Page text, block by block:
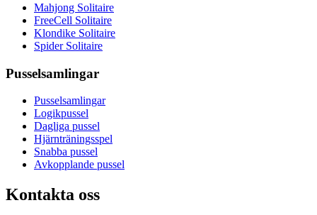
Mahjong Solitaire
FreeCell Solitaire
Klondike Solitaire
Spider Solitaire
Pusselsamlingar
Pusselsamlingar
Logikpussel
Dagliga pussel
Hjärnträningsspel
Snabba pussel
Avkopplande pussel
Kontakta oss